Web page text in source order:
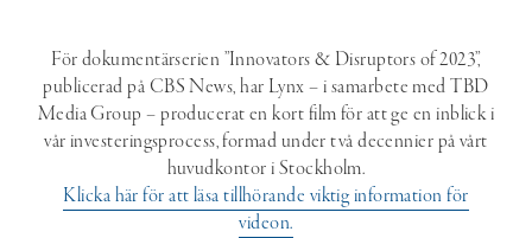
För dokumentärserien ”Innovators & Disruptors of 2023”,
publicerad på CBS News, har Lynx – i samarbete med TBD
Media Group – producerat en kort film för att ge en inblick i
vår investeringsprocess, formad under två decennier på vårt
huvudkontor i Stockholm.
Klicka här för att läsa tillhörande viktig information för
videon.